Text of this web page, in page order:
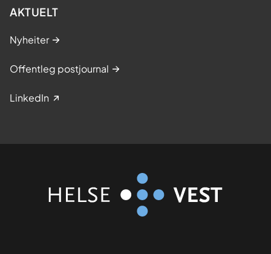
AKTUELT
Nyheiter
Offentleg postjournal
LinkedIn